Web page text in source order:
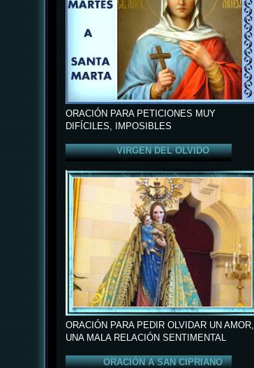
ORACIÓN PARA PETICIONES MUY
DIFÍCILES, IMPOSIBLES
VIRGEN DEL OLVIDO
ORACIÓN PARA PEDIR OLVIDAR UN AMOR,
UNA MALA RELACIÓN SENTIMENTAL
ORACIÓN A SAN CIPRIANO